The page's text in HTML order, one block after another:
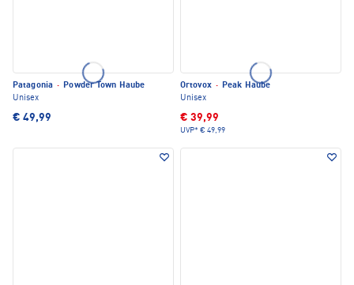
Patagonia · Powder Town Haube
Unisex
€ 49,99
Ortovox · Peak Haube
Unisex
€ 39,99
UVP* € 49,99